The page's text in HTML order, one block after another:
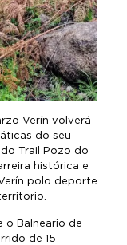
Verín volverá
do seu
Trail Pozo do
histórica e
polo deporte
o Balneario de
de 15